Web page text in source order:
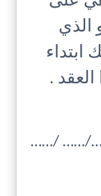
الذي
ابتداء
.
…… /……